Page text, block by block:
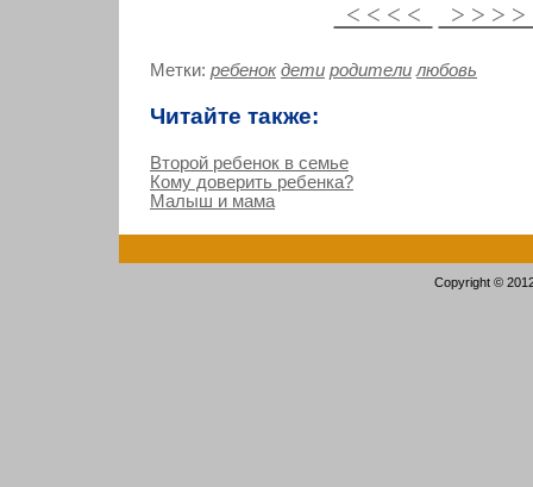
< < < < > > >
Метки: ребенок дети родители любовь
Читайте также:
Второй ребенок в семье
Кому доверить ребенка?
Малыш и мама
Copyright ©